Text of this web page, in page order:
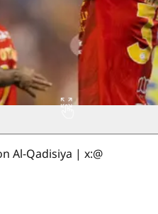
Al-Qadisiya | x:@